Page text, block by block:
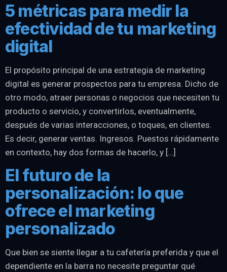
5 métricas para medir la
efectividad de tu marketing
digital
El propósito principal de una estrategia de marketing
digital es generar prospectos para tu empresa. Dicho de
otro modo, atraer personas o negocios que necesiten tu
producto o servicio, y convertirlos, eventualmente,
después de varias interacciones, o toques, en clientes.
Es decir, generar ventas. Ingresos. Puestos rápidamente
en contexto, hay dos formas de hacerlo, y […]
El futuro de la
personalización: lo que
ofrece el marketing
personalizado
Que bien se siente llegar a tu cafetería preferida y que el
dependiente en la barra no necesite preguntar qué